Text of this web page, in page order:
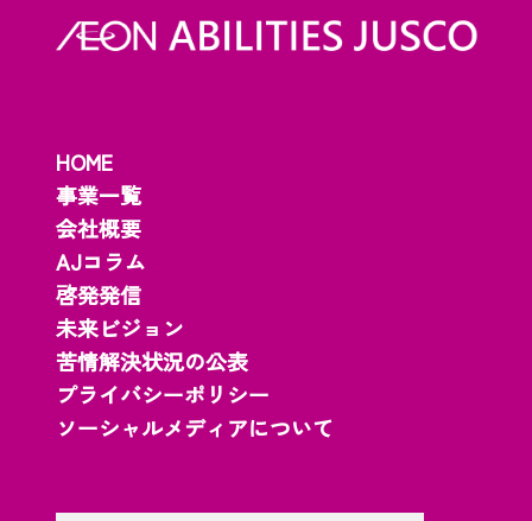
HOME
事業一覧
会社概要
AJコラム
啓発発信
未来ビジョン
苦情解決状況の公表
プライバシーポリシー
ソーシャルメディアについて